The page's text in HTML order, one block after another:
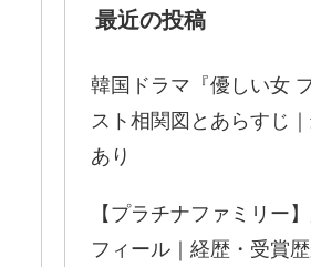
最近の投稿
韓国ドラマ『優しい女
スト相関図とあらすじ
あり
【プラチナファミリー
フィール｜経歴・受賞